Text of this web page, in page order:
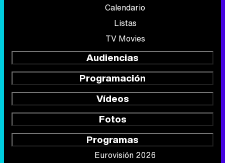
Calendario
Listas
TV Movies
Audiencias
Programación
Vídeos
Fotos
Programas
Eurovisión 2026